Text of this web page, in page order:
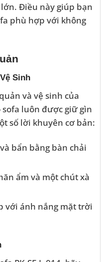
Điều này giúp bạn
phù hợp với không
Sinh
và vệ sinh của
luôn được giữ gìn
số lời khuyên cơ bản:
bẩn bằng bàn chải
ẩm và một chút xà
với ánh nắng mặt trời